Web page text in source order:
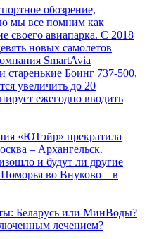
обозрение,
мы все помним как
своего авиапарка. С 2018
новых самолетов
SmartAvia
старенькие Боинг 737-500,
увеличить до 20
ежегодно вводить
«ЮТэйр» прекратила
– Архангельск.
и будут ли другие
во Внуково – в
Беларусь или МинВоды?
лечением?